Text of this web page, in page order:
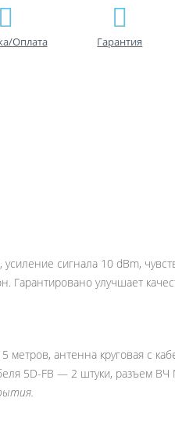
Оплата Гарантия
сигнала 10 dBm,
улучшает
метров, антенна круговая с
5D-FB — 2 штуки, разъем ВЧ